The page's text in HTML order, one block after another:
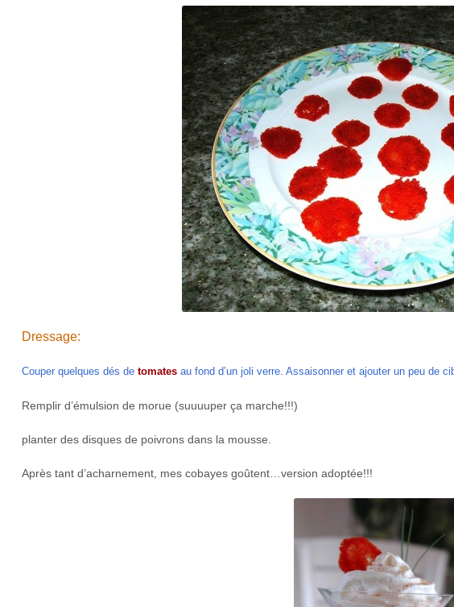
Dressage:
Couper quelques dés de tomatesau fond d’un joli verre. Assaisonner et ajouter un peu de
Remplir d’émulsion de morue (suuuuper ça marche!!!)
planter des disques de poivrons dans la mousse.
Après tant d’acharnement, mes cobayes goûtent…version adoptée!!!